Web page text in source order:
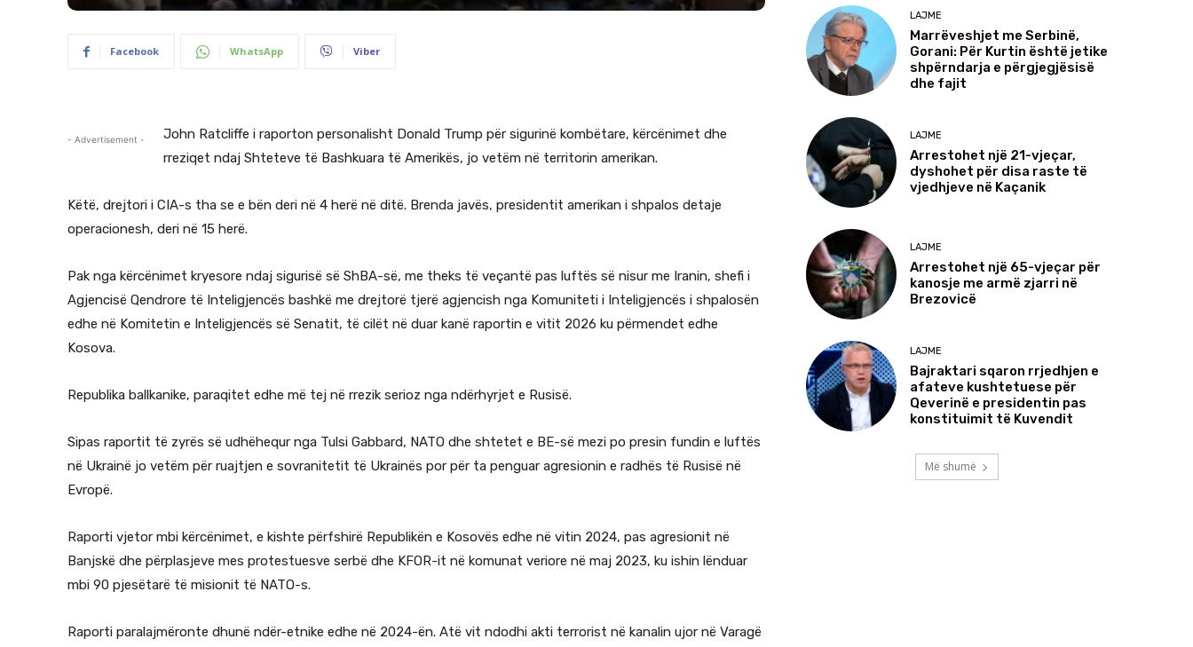
Facebook WhatsApp Viber
- Advertisement -
John Ratcliffe i raporton personalisht Donald Trump për sigurinë kombëtare, kërcënimet dhe
rreziqet ndaj Shteteve të Bashkuara të Amerikës, jo vetëm në territorin amerikan.
Këtë, drejtori i CIA-s tha se e bën deri në 4 herë në ditë. Brenda javës, presidentit amerikan i shpalos detaje
operacionesh, deri në 15 herë.
Pak nga kërcënimet kryesore ndaj sigurisë së ShBA-së, me theks të veçantë pas luftës së nisur me Iranin, shefi i
Agjencisë Qendrore të Inteligjencës bashkë me drejtorë tjerë agjencish nga Komuniteti i Inteligjencës i shpalosën
edhe në Komitetin e Inteligjencës së Senatit, të cilët në duar kanë raportin e vitit 2026 ku përmendet edhe
Kosova.
Republika ballkanike, paraqitet edhe më tej në rrezik serioz nga ndërhyrjet e Rusisë.
Sipas raportit të zyrës së udhëhequr nga Tulsi Gabbard, NATO dhe shtetet e BE-së mezi po presin fundin e luftës
në Ukrainë jo vetëm për ruajtjen e sovranitetit të Ukrainës por për ta penguar agresionin e radhës të Rusisë në
Evropë.
Raporti vjetor mbi kërcënimet, e kishte përfshirë Republikën e Kosovës edhe në vitin 2024, pas agresionit në
Banjskë dhe përplasjeve mes protestuesve serbë dhe KFOR-it në komunat veriore në maj 2023, ku ishin lënduar
mbi 90 pjesëtarë të misionit të NATO-s.
Raporti paralajmëronte dhunë ndër-etnike edhe në 2024-ën. Atë vit ndodhi akti terrorist në kanalin ujor në Varagë
LAJME
Marrëveshjet me Serbinë,
Gorani: Për Kurtin është jetike
shpërndarja e përgjegjësisë
dhe fajit
LAJME
Arrestohet një 21-vjeçar,
dyshohet për disa raste të
vjedhjeve në Kaçanik
LAJME
Arrestohet një 65-vjeçar për
kanosje me armë zjarri në
Brezovicë
LAJME
Bajraktari sqaron rrjedhjen e
afateve kushtetuese për
Qeverinë e presidentin pas
konstituimit të Kuvendit
Më shumë